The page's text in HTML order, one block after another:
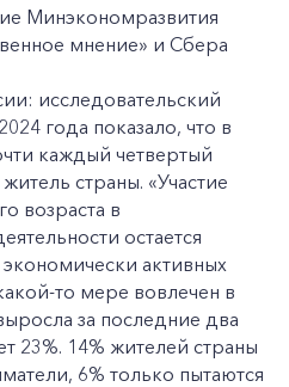
Минэкономразвития
мнение» и Сбера
исследовательский
года показало, что в
каждый четвертый
страны. «Участие
возраста в
остается
активных
то мере вовлечен в
за последние два
23%. 14% жителей страны
6% только пытаются